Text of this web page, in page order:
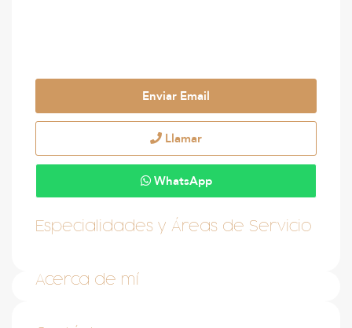
Enviar Email
Llamar
WhatsApp
Especialidades y Áreas de Servicio
Acerca de mí